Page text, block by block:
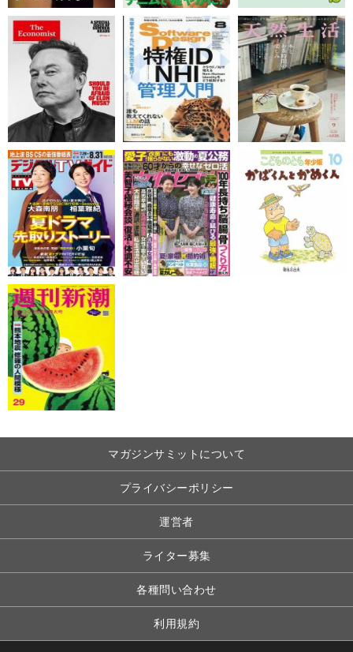
マガジンサミットについて
プライバシーポリシー
運営者
ライター募集
各種問い合わせ
利用規約